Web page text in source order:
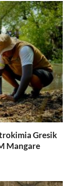
Gresik
Mangare